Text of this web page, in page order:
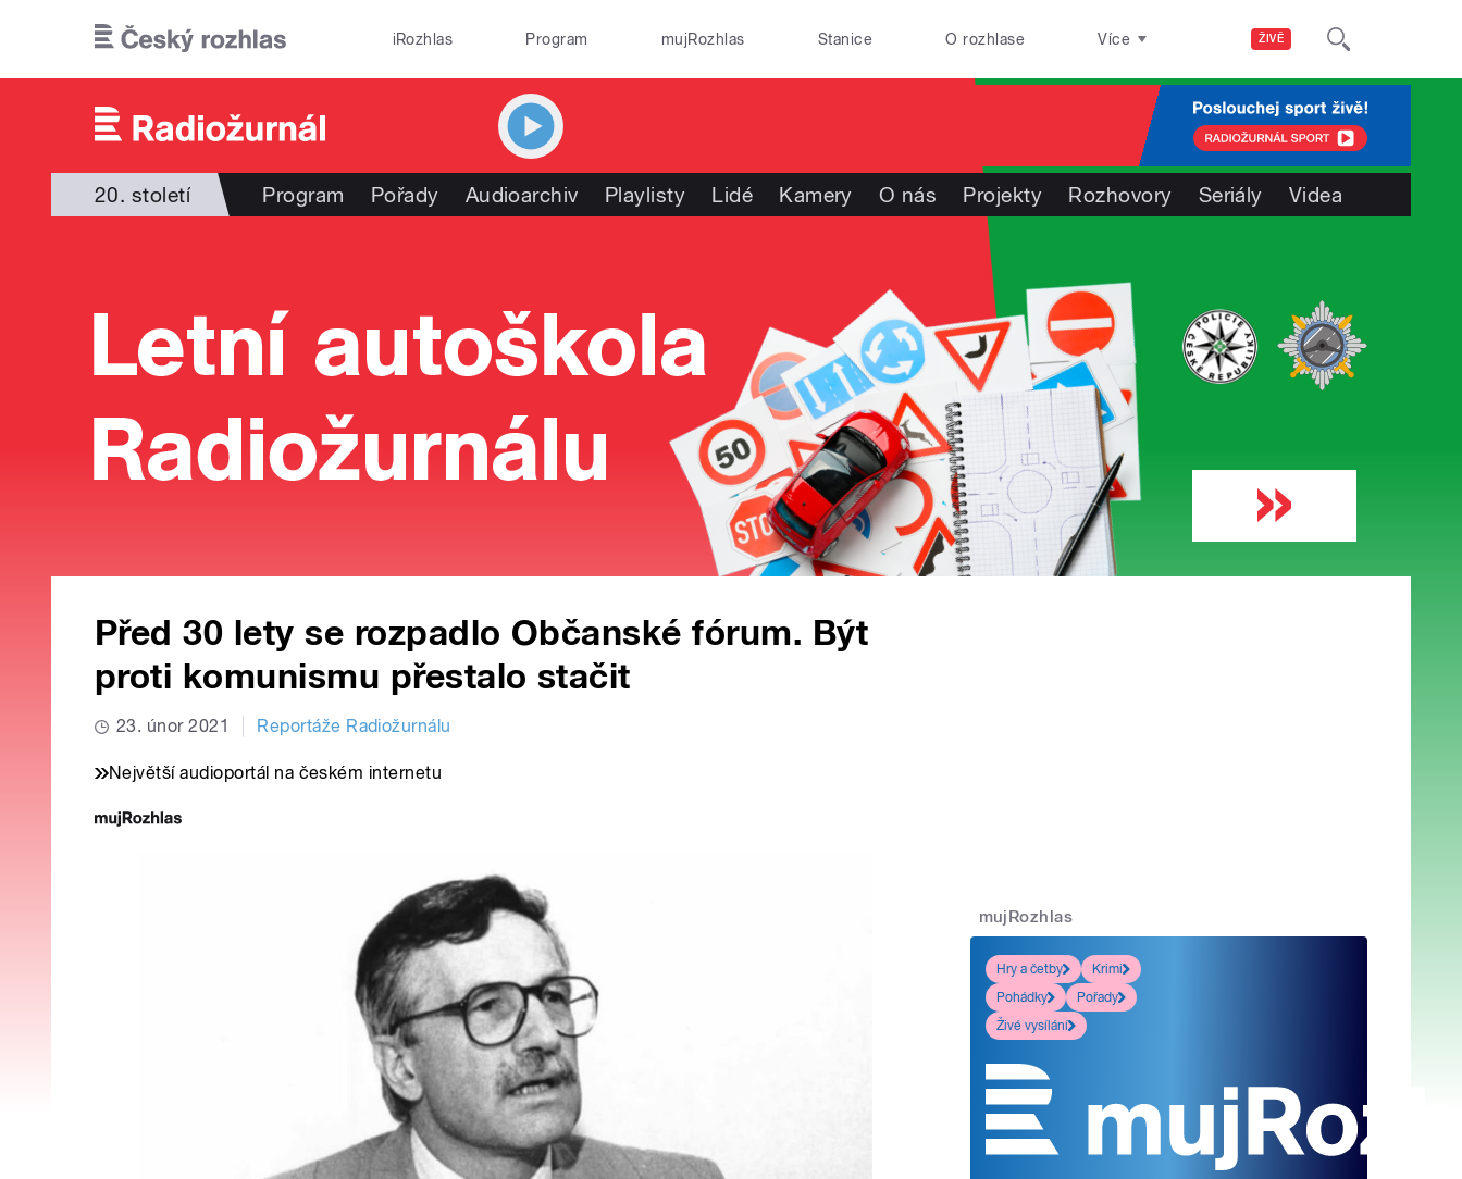
ŽIVĚ
iRozhlas Program mujRozhlas Stanice O rozhlase Více
20. století Program Pořady Audioarchiv Playlisty Lidé Kamery O nás Projekty Rozhovory Seriály Videa
Před 30 lety se rozpadlo Občanské fórum. Být
proti komunismu přestalo stačit
23. únor 2021 Reportáže Radiožurnálu
Největší audioportál na českém internetu
mujRozhlas
Hry a četby
Krimi
Pohádky
Pořady
Živé vysílání